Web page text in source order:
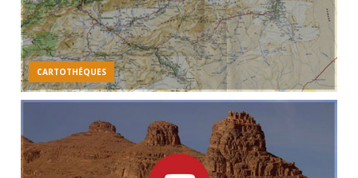
CARTOTHÉQUES